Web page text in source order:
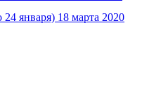
ЗУсеть+авто zoom